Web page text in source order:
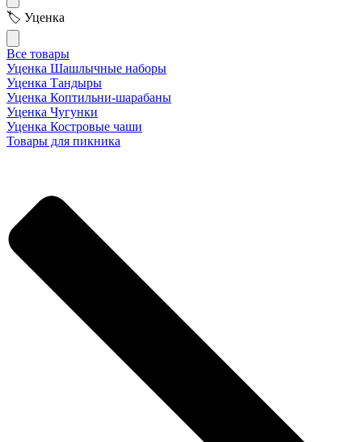
🏷 Уценка
Все товары
Уценка Шашлычные наборы
Уценка Тандыры
Уценка Коптильни-шарабаны
Уценка Чугунки
Уценка Костровые чаши
Товары для пикника